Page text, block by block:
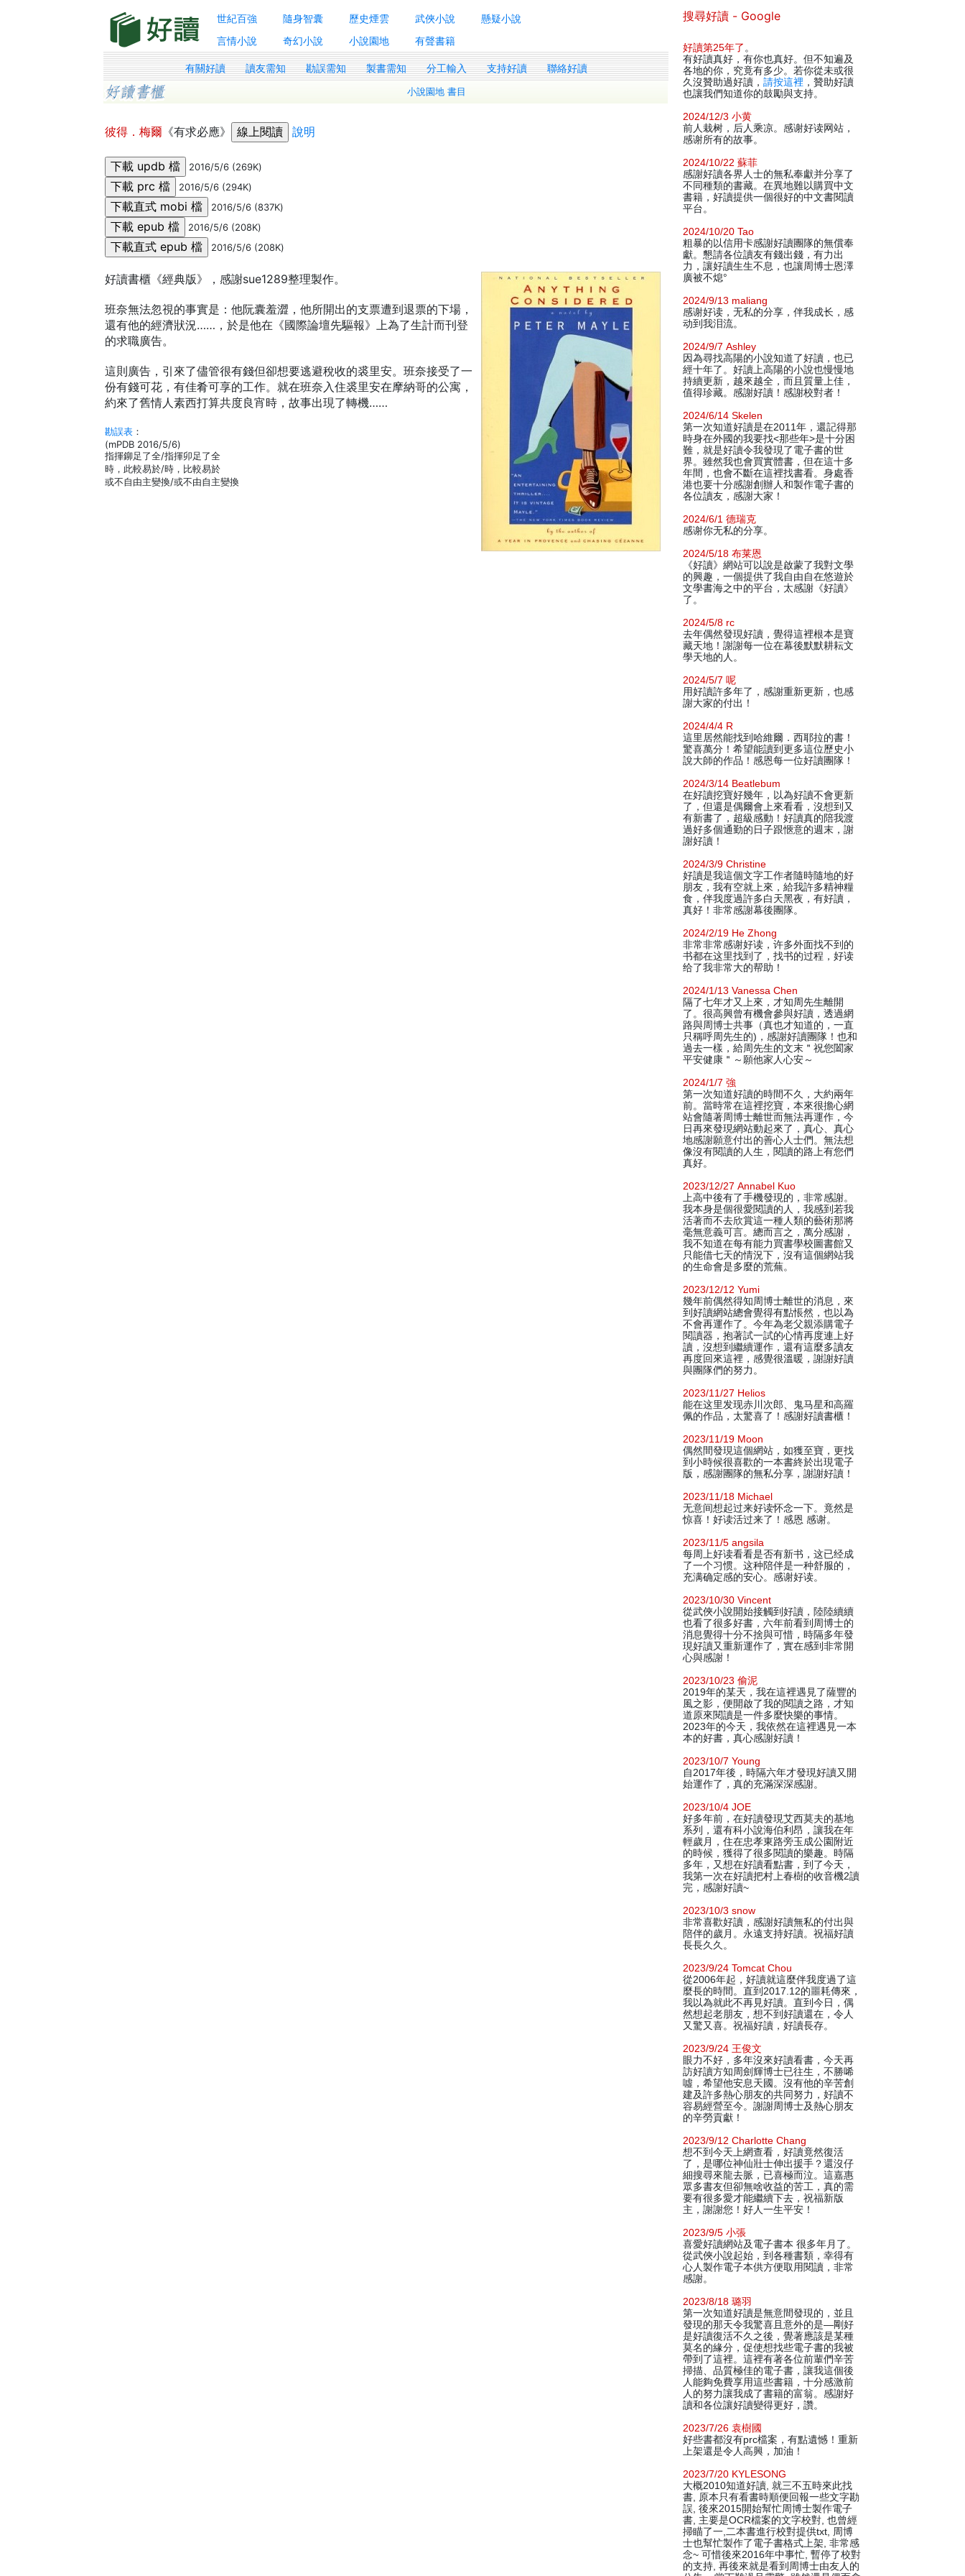
世紀百強 隨身智囊 歷史煙雲 武俠小說
懸疑小說
言情小說
奇幻小說 小說園地 有聲書籍
有關好讀 讀友需知 勘誤需知 製書需知 分工輸入 支持好讀 聯絡好讀
小說園地 書目
彼得．梅爾 《有求必應》 說明
2016/5/6 (269K)
2016/5/6 (294K)
2016/5/6 (837K)
2016/5/6 (208K)
2016/5/6 (208K)
好讀書櫃《經典版》，感謝sue1289整理製作。
班奈無法忽視的事實是：他阮囊羞澀，他所開出的支票遭到退票的下場，
還有他的經濟狀況……，於是他在《國際論壇先驅報》上為了生計而刊登
的求職廣告。
這則廣告，引來了儘管很有錢但卻想要逃避稅收的裘里安。班奈接受了一
份有錢可花，有佳肴可享的工作。就在班奈入住裘里安在摩納哥的公寓，
約來了舊情人素西打算共度良宵時，故事出現了轉機……
勘誤表 ：
(mPDB 2016/5/6)
指揮鉚足了全/指揮卯足了全
時，此較易於/時，比較易於
或不自由主變換/或不由自主變換
搜尋好讀 - Google
好讀第25年了 。
有好讀真好，有你也真好。但不知遍及
各地的你，究竟有多少。若你從未或很
久沒贊助過好讀， 請按這裡 ，贊助好讀
也讓我們知道你的鼓勵與支持。
2024/12/3 小黄
前人栽树，后人乘凉。感谢好读网站，
感谢所有的故事。
2024/10/22 蘇菲
感謝好讀各界人士的無私奉獻并分享了
不同種類的書藏。在異地難以購買中文
書籍，好讀提供一個很好的中文書閱讀
平台。
2024/10/20 Tao
粗暴的以信用卡感謝好讀團隊的無償奉
獻。懇請各位讀友有錢出錢，有力出
力，讓好讀生生不息，也讓周博士恩澤
廣被不熄°
2024/9/13 maliang
感谢好读，无私的分享，伴我成长，感
动到我泪流。
2024/9/7 Ashley
因為尋找高陽的小說知道了好讀，也已
經十年了。好讀上高陽的小說也慢慢地
持續更新，越來越全，而且質量上佳，
值得珍藏。感謝好讀！感謝校對者！
2024/6/14 Skelen
第一次知道好讀是在2011年，還記得那
時身在外國的我要找<那些年>是十分困
難，就是好讀令我發現了電子書的世
界。雖然我也會買實體書，但在這十多
年間，也會不斷在這裡找書看。身處香
港也要十分感謝創辦人和製作電子書的
各位讀友，感謝大家！
2024/6/1 德瑞克
感谢你无私的分享。
2024/5/18 布莱恩
《好讀》網站可以說是啟蒙了我對文學
的興趣，一個提供了我自由自在悠遊於
文學書海之中的平台，太感謝《好讀》
了。
2024/5/8 rc
去年偶然發現好讀，覺得這裡根本是寶
藏天地！謝謝每一位在幕後默默耕耘文
學天地的人。
2024/5/7 呢
用好讀許多年了，感謝重新更新，也感
謝大家的付出！
2024/4/4 R
這里居然能找到哈維爾．西耶拉的書！
驚喜萬分！希望能讀到更多這位歷史小
說大師的作品！感恩每一位好讀團隊！
2024/3/14 Beatlebum
在好讀挖寶好幾年，以為好讀不會更新
了，但還是偶爾會上來看看，沒想到又
有新書了，超級感動！好讀真的陪我渡
過好多個通勤的日子跟愜意的週末，謝
謝好讀！
2024/3/9 Christine
好讀是我這個文字工作者隨時隨地的好
朋友，我有空就上來，給我許多精神糧
食，伴我度過許多白天黑夜，有好讀，
真好！非常感謝幕後團隊。
2024/2/19 He Zhong
非常非常感谢好读，许多外面找不到的
书都在这里找到了，找书的过程，好读
给了我非常大的帮助！
2024/1/13 Vanessa Chen
隔了七年才又上來，才知周先生離開
了。很高興曾有機會參與好讀，透過網
路與周博士共事（真也才知道的，一直
只稱呼周先生的)，感謝好讀團隊！也和
過去一樣，給周先生的文末＂祝您闔家
平安健康＂～願他家人心安～
2024/1/7 強
第一次知道好讀的時間不久，大約兩年
前。當時常在這裡挖寶，本來很擔心網
站會隨著周博士離世而無法再運作，今
日再來發現網站動起來了，真心、真心
地感謝願意付出的善心人士們。無法想
像沒有閱讀的人生，閱讀的路上有您們
真好。
2023/12/27 Annabel Kuo
上高中後有了手機發現的，非常感謝。
我本身是個很愛閱讀的人，我感到若我
活著而不去欣賞這一種人類的藝術那將
毫無意義可言。總而言之，萬分感謝，
我不知道在每有能力買書學校圖書館又
只能借七天的情況下，沒有這個網站我
的生命會是多麼的荒蕪。
2023/12/12 Yumi
幾年前偶然得知周博士離世的消息，來
到好讀網站總會覺得有點悵然，也以為
不會再運作了。今年為老父親添購電子
閱讀器，抱著試一試的心情再度連上好
讀，沒想到繼續運作，還有這麼多讀友
再度回來這裡，感覺很溫暖，謝謝好讀
與團隊們的努力。
2023/11/27 Helios
能在这里发现赤川次郎、鬼马星和高羅
佩的作品，太驚喜了！感謝好讀書櫃！
2023/11/19 Moon
偶然間發現這個網站，如獲至寶，更找
到小時候很喜歡的一本書終於出現電子
版，感謝團隊的無私分享，謝謝好讀！
2023/11/18 Michael
无意间想起过来好读怀念一下。竟然是
惊喜！好读活过来了！感恩 感谢。
2023/11/5 angsila
每周上好读看看是否有新书，这已经成
了一个习惯。这种陪伴是一种舒服的，
充满确定感的安心。感谢好读。
2023/10/30 Vincent
從武俠小說開始接觸到好讀，陸陸續續
也看了很多好書，六年前看到周博士的
消息覺得十分不捨與可惜，時隔多年發
現好讀又重新運作了，實在感到非常開
心與感謝！
2023/10/23 偷泥
2019年的某天，我在這裡遇見了薩豐的
風之影，便開啟了我的閱讀之路，才知
道原來閱讀是一件多麼快樂的事情。
2023年的今天，我依然在這裡遇見一本
本的好書，真心感謝好讀！
2023/10/7 Young
自2017年後，時隔六年才發現好讀又開
始運作了，真的充滿深深感謝。
2023/10/4 JOE
好多年前，在好讀發現艾西莫夫的基地
系列，還有科小說海伯利昂，讓我在年
輕歲月，住在忠孝東路旁玉成公園附近
的時候，獲得了很多閱讀的樂趣。時隔
多年，又想在好讀看點書，到了今天，
我第一次在好讀把村上春樹的收音機2讀
完，感謝好讀~
2023/10/3 snow
非常喜歡好讀，感謝好讀無私的付出與
陪伴的歲月。永遠支持好讀。祝福好讀
長長久久。
2023/9/24 Tomcat Chou
從2006年起，好讀就這麼伴我度過了這
麼長的時間。直到2017.12的噩耗傳來，
我以為就此不再見好讀。直到今日，偶
然想起老朋友，想不到好讀還在，令人
又驚又喜。祝福好讀，好讀長存。
2023/9/24 王俊文
眼力不好，多年沒來好讀看書，今天再
訪好讀方知周劍輝博士已往生，不勝唏
噓，希望他安息天國。沒有他的辛苦創
建及許多熱心朋友的共同努力，好讀不
容易經營至今。謝謝周博士及熱心朋友
的辛勞貢獻！
2023/9/12 Charlotte Chang
想不到今天上網查看，好讀竟然復活
了，是哪位神仙壯士伸出援手？還沒仔
細搜尋來龍去脈，已喜極而泣。這嘉惠
眾多書友但卻無啥收益的苦工，真的需
要有很多愛才能繼續下去，祝福新版
主，謝謝您！好人一生平安！
2023/9/5 小張
喜愛好讀網站及電子書本 很多年月了。
從武俠小說起始，到各種書類，幸得有
心人製作電子本供方便取用閱讀，非常
感謝。
2023/8/18 璐羽
第一次知道好讀是無意間發現的，並且
發現的那天令我驚喜且意外的是—剛好
是好讀復活不久之後，覺著應該是某種
莫名的緣分，促使想找些電子書的我被
帶到了這裡。這裡有著各位前輩們辛苦
掃描、品質極佳的電子書，讓我這個後
人能夠免費享用這些書籍，十分感激前
人的努力讓我成了書籍的富翁。感謝好
讀和各位讓好讀變得更好，讚。
2023/7/26 袁樹國
好些書都沒有prc檔案，有點遺憾！重新
上架還是令人高興，加油！
2023/7/20 KYLESONG
大概2010知道好讀, 就三不五時來此找
書, 原本只有看書時順便回報一些文字勘
誤, 後來2015開始幫忙周博士製作電子
書, 主要是OCR檔案的文字校對, 也曾經
掃瞄了一,二本書進行校對提供txt, 周博
士也幫忙製作了電子書格式上架, 非常感
念~ 可惜後來2016年中事忙, 暫停了校對
的支持, 再後來就是看到周博士由友人的